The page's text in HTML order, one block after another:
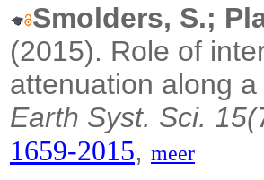
Smolders, S.;
(2015). Role of
attenuation along
Earth Syst. Sci.
1659-2015, meer